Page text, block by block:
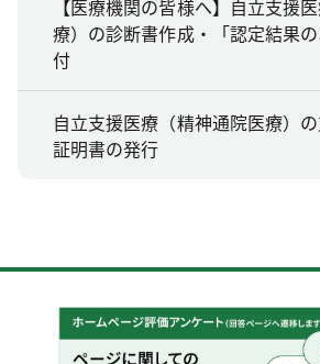
【医療機関の皆様へ】自立支援
療）の診断書作成・「認定結果
付
自立支援医療（精神通院医療）
証明書の発行